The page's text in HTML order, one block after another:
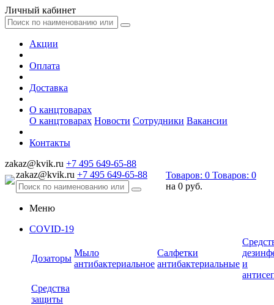
Личный кабинет
Акции
Оплата
Доставка
О канцтоварах
О канцтоварах Новости Сотрудники Вакансии
Контакты
zakaz@kvik.ru +7 495 649-65-88
zakaz@kvik.ru +7 495 649-65-88 Товаров: 0 Товаров: 0
на 0 руб.
Меню
COVID-19
Дозаторы
Мыло
антибактериальное
Салфетки
антибактериальные и
Средства
защиты